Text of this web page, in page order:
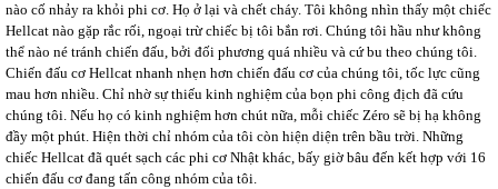
nào cố nhảy ra khỏi phi cơ. Họ ở lại và chết cháy. Tôi không nhìn thấy một chiếc
Hellcat nào gặp rắc rối, ngoại trừ chiếc bị tôi bắn rơi. Chúng tôi hầu như không
thể nào né tránh chiến đấu, bởi đối phương quá nhiều và cứ bu theo chúng tôi.
Chiến đấu cơ Hellcat nhanh nhẹn hơn chiến đấu cơ của chúng tôi, tốc lực cũng
mau hơn nhiều. Chỉ nhờ sự thiếu kinh nghiệm của bọn phi công địch đã cứu
chúng tôi. Nếu họ có kinh nghiệm hơn chút nữa, mỗi chiếc Zéro sẽ bị hạ không
đầy một phút. Hiện thời chỉ nhóm của tôi còn hiện diện trên bầu trời. Những
chiếc Hellcat đã quét sạch các phi cơ Nhật khác, bấy giờ bâu đến kết hợp với 16
chiến đấu cơ đang tấn công nhóm của tôi.